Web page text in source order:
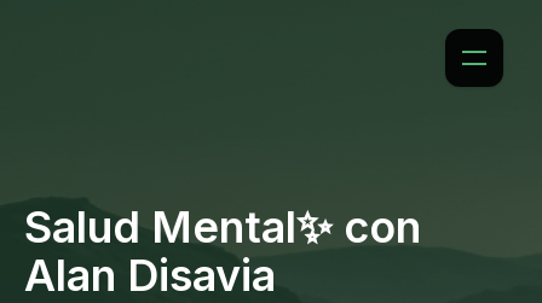
Salud Mental✨ con
Alan Disavia